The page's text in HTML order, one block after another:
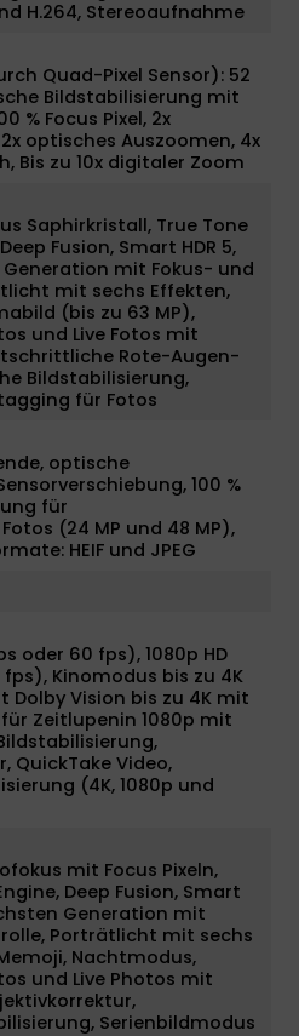
H.264, Stereoaufnahme
Quad-Pixel Sensor): 52
Bild­stabilisierung mit
% Focus Pixel, 2x
optisches Auszoomen, 4x
Bis zu 10x digitaler Zoom
Saphirkristall, True Tone
Fusion, Smart HDR 5,
mit Fokus- und
mit sechs Effekten,
(bis zu 63 MP),
und Live Fotos mit
Rote-Augen-
Bildstabilisierung,
für Fotos
optische
100 %
für
(24 MP und 48 MP),
HEIF und JPEG
oder 60 fps), 1080p HD
Kinomodus bis zu 4K
Dolby Vision bis zu 4K mit
Zeitlupenin 1080p mit
QuickTake Video,
(4K, 1080p und
mit Focus Pixeln,
Deep Fusion, Smart
Generation mit
Porträtlicht mit sechs
Nachtmodus,
und Live Photos mit
Serienbildmodus